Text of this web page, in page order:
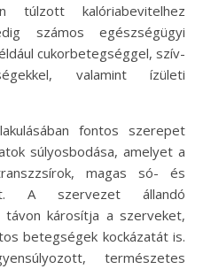
túlzott kalóriabevitelhez
számos egészségügyi
cukorbetegséggel, szív-
valamint ízületi
fontos szerepet
súlyosbodása, amelyet a
magas só- és
A szervezet állandó
távon károsítja a szerveket,
betegségek kockázatát is.
természetes